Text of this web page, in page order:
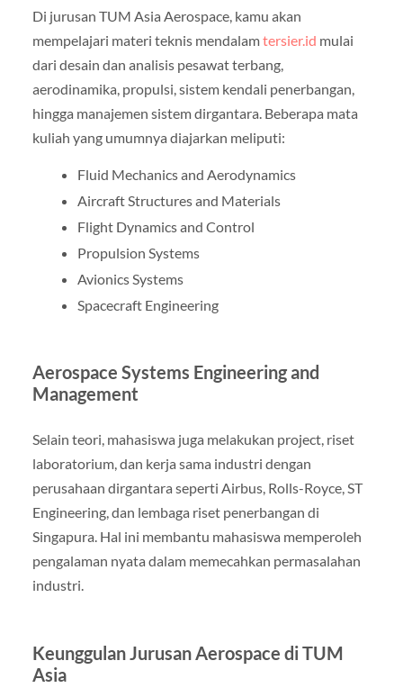
Di jurusan TUM Asia Aerospace, kamu akan
mempelajari materi teknis mendalamtersier.id mulai
dari desain dan analisis pesawat terbang,
aerodinamika, propulsi, sistem kendali penerbangan,
hingga manajemen sistem dirgantara. Beberapa mata
kuliah yang umumnya diajarkan meliputi:
Fluid Mechanics and Aerodynamics
Aircraft Structures and Materials
Flight Dynamics and Control
Propulsion Systems
Avionics Systems
Spacecraft Engineering
Aerospace Systems Engineering and
Management
Selain teori, mahasiswa juga melakukan project, riset
laboratorium, dan kerja sama industri dengan
perusahaan dirgantara seperti Airbus, Rolls-Royce, ST
Engineering, dan lembaga riset penerbangan di
Singapura. Hal ini membantu mahasiswa memperoleh
pengalaman nyata dalam memecahkan permasalahan
industri.
Keunggulan Jurusan Aerospace di TUM
Asia